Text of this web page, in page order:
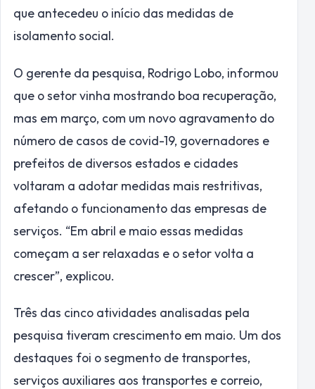
que antecedeu o início das medidas de
isolamento social.
O gerente da pesquisa, Rodrigo Lobo, informou
que o setor vinha mostrando boa recuperação,
mas em março, com um novo agravamento do
número de casos de covid-19, governadores e
prefeitos de diversos estados e cidades
voltaram a adotar medidas mais restritivas,
afetando o funcionamento das empresas de
serviços. “Em abril e maio essas medidas
começam a ser relaxadas e o setor volta a
crescer”, explicou.
Três das cinco atividades analisadas pela
pesquisa tiveram crescimento em maio. Um dos
destaques foi o segmento de transportes,
serviços auxiliares aos transportes e correio,